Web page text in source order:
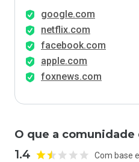
google.com
netflix.com
facebook.com
apple.com
foxnews.com
O que a comunidade
1.4 Com base